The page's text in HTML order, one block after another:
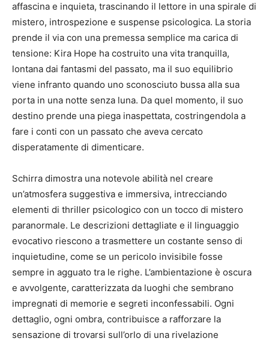
affascina e inquieta, trascinando il lettore in una spirale di
mistero, introspezione e suspense psicologica. La storia
prende il via con una premessa semplice ma carica di
tensione: Kira Hope ha costruito una vita tranquilla,
lontana dai fantasmi del passato, ma il suo equilibrio
viene infranto quando uno sconosciuto bussa alla sua
porta in una notte senza luna. Da quel momento, il suo
destino prende una piega inaspettata, costringendola a
fare i conti con un passato che aveva cercato
disperatamente di dimenticare.
Schirra dimostra una notevole abilità nel creare
un’atmosfera suggestiva e immersiva, intrecciando
elementi di thriller psicologico con un tocco di mistero
paranormale. Le descrizioni dettagliate e il linguaggio
evocativo riescono a trasmettere un costante senso di
inquietudine, come se un pericolo invisibile fosse
sempre in agguato tra le righe. L’ambientazione è oscura
e avvolgente, caratterizzata da luoghi che sembrano
impregnati di memorie e segreti inconfessabili. Ogni
dettaglio, ogni ombra, contribuisce a rafforzare la
sensazione di trovarsi sull’orlo di una rivelazione